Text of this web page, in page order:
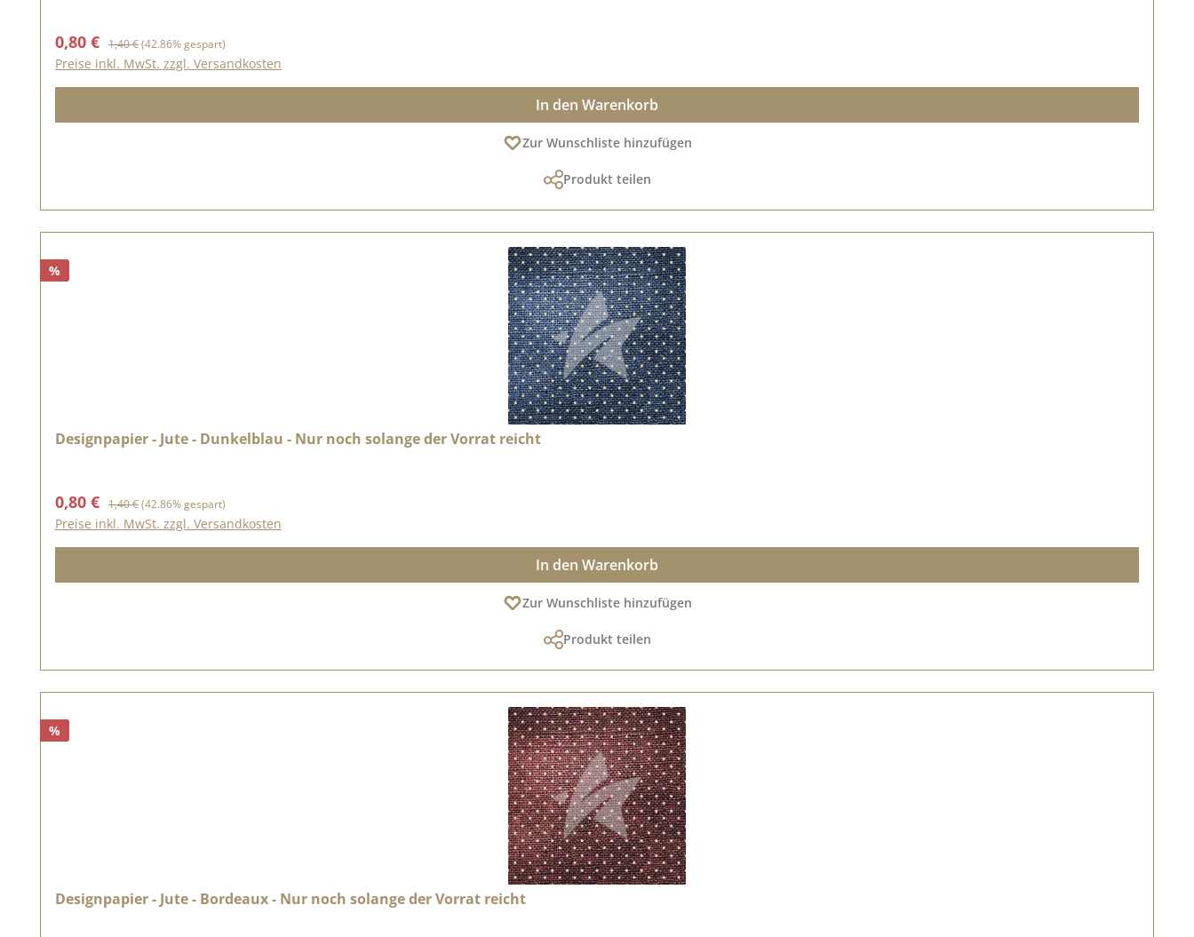
Verkaufspreis:
0,80 € Regulärer Preis:
1,40 €(42.86% gespart)
Preise inkl. MwSt. zzgl. Versandkosten
In den Warenkorb
Zur Wunschliste hinzufügen
Produkt teilen
%
Designpapier - Jute - Dunkelblau - Nur noch solange der Vorrat reicht
Verkaufspreis:
0,80 € Regulärer Preis:
1,40 €(42.86% gespart)
Preise inkl. MwSt. zzgl. Versandkosten
In den Warenkorb
Zur Wunschliste hinzufügen
Produkt teilen
%
Designpapier - Jute - Bordeaux - Nur noch solange der Vorrat reicht